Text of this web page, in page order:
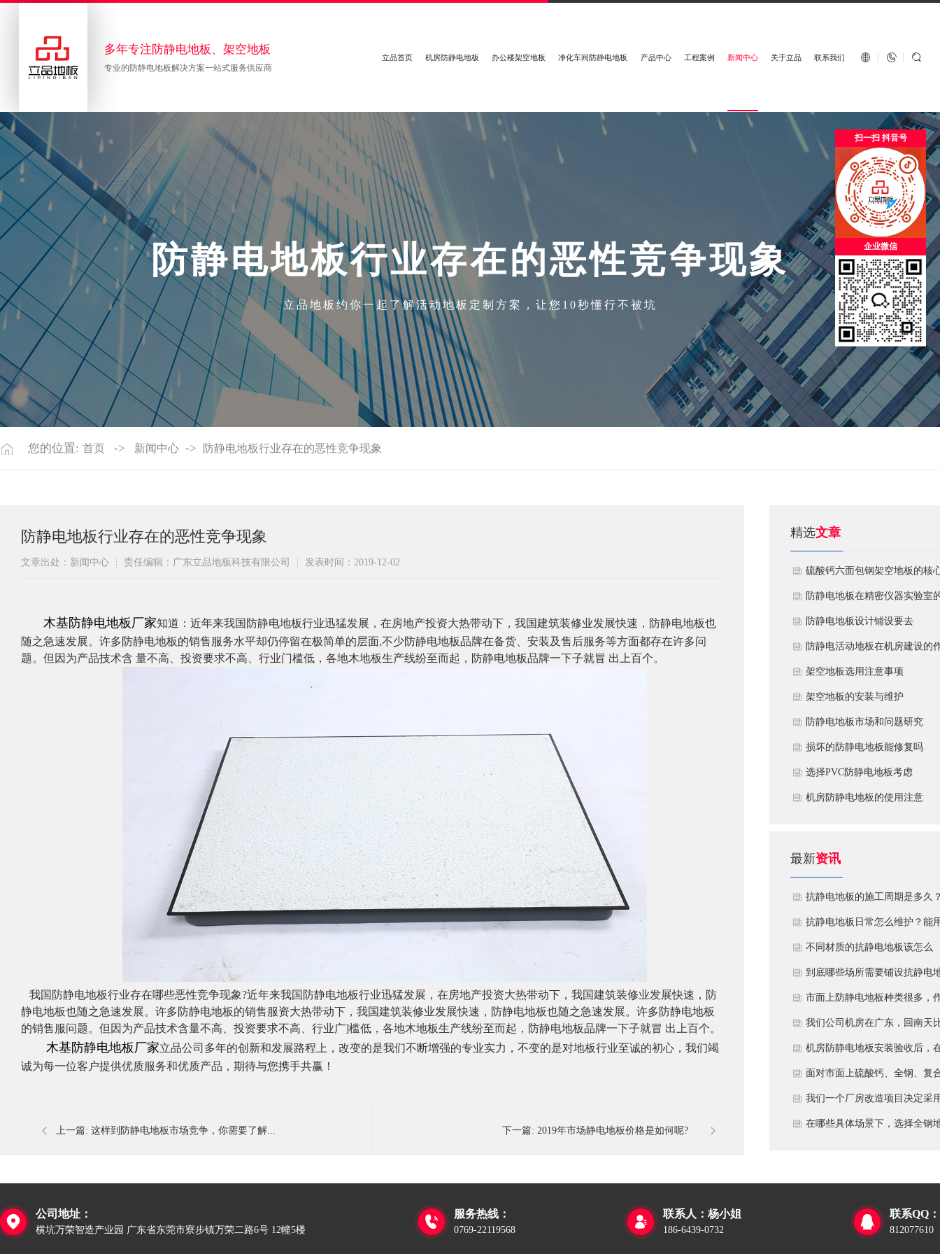
多年专注防静电地板、架空地板
专业的防静电地板解决方案一站式服务供应商
立品首页 机房防静电地板 办公楼架空地板 净化车间防静电地板 产品中心 工程案例 新闻中心 关于立品 联系我们 English  
防静电地板行业存在的恶性竞争现象
立品地板约你一起了解活动地板定制方案，让您10秒懂行不被坑
您的位置: 首页 -> 新闻中心 -> 防静电地板行业存在的恶性竞争现象
防静电地板行业存在的恶性竞争现象
文章出处：新闻中心 责任编辑：广东立品地板科技有限公司 发表时间：2019-12-02
木基防静电地板厂家知道： 近年来我国防静电地板行业迅猛发展，在房地产投资大热带动下，我国建筑装修业发展快速，防静电地板也
随之急速发展。许多防静电地板的销售服务水平却仍停留在极简单的层面,不少防静电地板品牌在备货、安装及售后服务等方面都存在许多问
题。但因为产品技术含 量不高、投资要求不高、行业门槛低，各地木地板生产线纷至而起，防静电地板品牌一下子就冒 出上百个。
我国防静电地板行业存在哪些恶性竞争现象?近年来我国防静电地板行业迅猛发展，在房地产投资大热带动下，我国建筑装修业发展快速，防
静电地板也随之急速发展。许多防静电地板的销售服资大热带动下，我国建筑装修业发展快速，防静电地板也随之急速发展。许多防静电地板
的销售服问题。但因为产品技术含量不高、投资要求不高、行业广]槛低，各地木地板生产线纷至而起，防静电地板品牌一下子就冒 出上百个。
木基防静电地板厂家立品​公司 多年的创新和发展路程上，改变的是我们不断增强的专业实力，不变的是对地板行业至诚的初心，我们竭
诚为每一位客户提供优质服务和优质产品，期待与您携手共赢！
上一篇: 这样到防静电地板市场竞争，你需要了解... 下一篇: 2019年市场静电地板价格是如何呢?
精选文章
硫酸钙六面包钢架空地板的核
技术优势与防火安全价值
防静电地板在精密仪器实验室
定制化应用方案
​防静电地板设计铺设要去
防静电活动地板在机房建设的
用
​架空地板选用注意事项
​架空地板的安装与维护
防静电地板市场和问题研究
损坏的防静电地板能修复吗
​选择PVC防静电地板考虑
机房防静电地板的使用注意
最新资讯
抗静电地板的施工周期是多久
需要注意什么?
抗静电地板日常怎么维护？能
多久？
不同材质的抗静电地板该怎么
选？
到底哪些场所需要铺设抗静电
板？
市面上防静电地板种类很多，
为采购方，我们该如何鉴别地
的质量好坏？所谓的“系统电
阻”为什么很重要？
我们公司机房在广东，回南天
较潮湿，这种环境下使用防静
地板要注意什么？日常维护有
些要点？
机房防静电地板安装验收后，
日常运维中常常被忽视。请问
一套规范的、可操作的维护规
应包含哪些内容？有哪些“小问
面对市面上硫酸钙、全钢、复
等多种类型的机房防静电地板
我们该如何科学选型？除了预
我们一个厂房改造项目决定采
全钢防静电地板。听说它的安
维护制度来保障其长期稳定运
在哪些具体场景下，选择全钢

公司地址：
横坑万荣智造产业园 广东省东莞市寮步镇万荣二路6号 12幢5楼

服务热线：
0769-22119568

联系人：杨小姐
186-6439-0732

联系QQ：
812077610
扫一扫 抖音号
企业微信